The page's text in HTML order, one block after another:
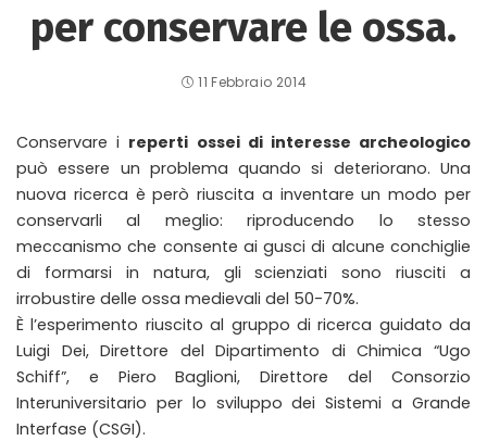
per conservare le ossa.
11 Febbraio 2014
Conservare i reperti ossei di interesse archeologico
può essere un problema quando si deteriorano. Una
nuova ricerca è però riuscita a inventare un modo per
conservarli al meglio: riproducendo lo stesso
meccanismo che consente ai gusci di alcune conchiglie
di formarsi in natura, gli scienziati sono riusciti a
irrobustire delle ossa medievali del 50-70%.
È l’esperimento riuscito al gruppo di ricerca guidato da
Luigi Dei, Direttore del Dipartimento di Chimica “Ugo
Schiff”, e Piero Baglioni, Direttore del Consorzio
Interuniversitario per lo sviluppo dei Sistemi a Grande
Interfase (CSGI).